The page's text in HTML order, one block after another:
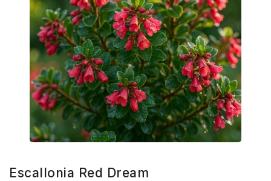
Escallonia Red Dream